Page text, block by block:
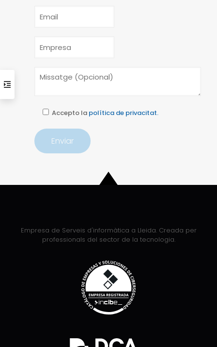
Accepto la política de privacitat.
Empresa de Serveis d'informàtica a Lleida. Creada per
professionals del sector de la tecnologia.